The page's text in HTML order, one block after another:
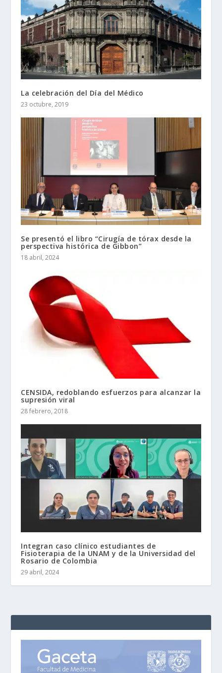
La celebración del Día del Médico
23 octubre, 2019
Se presentó el libro “Cirugía de tórax desde la
perspectiva histórica de Gibbon”
18 abril, 2024
CENSIDA, redoblando esfuerzos para alcanzar la
supresión viral
28 febrero, 2018
Integran caso clínico estudiantes de
Fisioterapia de la UNAM y de la Universidad del
Rosario de Colombia
29 abril, 2024